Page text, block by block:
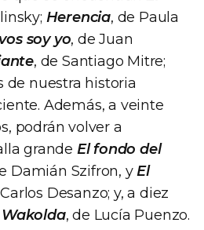
Herencia, de Paula
soy yo, de Juan
, de Santiago Mitre;
de nuestra historia
Además, a veinte
podrán volver a
grande El fondo del
Damián Szifron, yEl
Desanzo; y, a diez
Wakolda, de Lucía Puenzo.